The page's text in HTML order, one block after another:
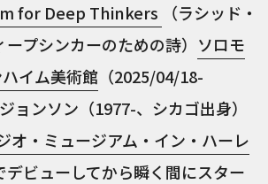
for Deep Thinkers
（ラシッド・
プシンカーのための詩） ソロモ
イム美術館 （2025/04/18-
ョンソン（1977-、シカゴ出身）
オ・ミュージアム・イン・ハーレ
デビューしてから瞬く間にスター